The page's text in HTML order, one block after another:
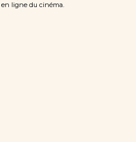
ligne du cinéma.